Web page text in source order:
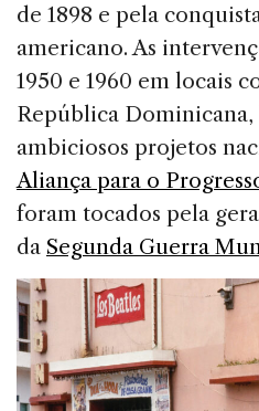
de 1898 e pela
americano. As
1950 e 1960 em locais
República
ambiciosos projetos
Aliança para o
foram tocados pela
da Segunda Guerra